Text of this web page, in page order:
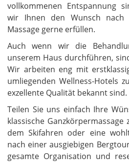
vollkommenen Entspannung
wir Ihnen den Wunsch nach
Massage gerne erfüllen.
Auch wenn wir die
unserem Haus durchführen,
Wir arbeiten eng mit
umliegenden Wellness-Hotels
exzellente Qualität bekannt sind.
Teilen Sie uns einfach Ihre
klassische Ganzkörpermassage
dem Skifahren oder eine
nach einer ausgiebigen
gesamte Organisation und